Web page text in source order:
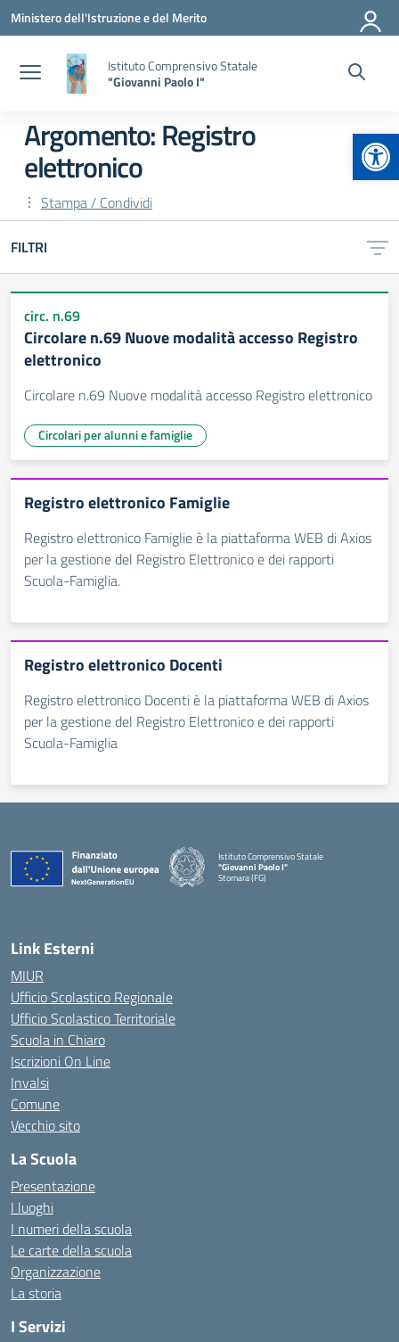
Vai ai contenuti
Vai al menu di navigazione
Vai al footer
Ministero dell'Istruzione e del Merito
Istituto Comprensivo Statale
"Giovanni Paolo I"
Argomento: Registro
elettronico
Stampa / Condividi
FILTRI
circ. n.69
Circolare n.69 Nuove modalità accesso Registro
elettronico
Circolare n.69 Nuove modalità accesso Registro elettronico
Circolari per alunni e famiglie
Registro elettronico Famiglie
Registro elettronico Famiglie è la piattaforma WEB di Axios
per la gestione del Registro Elettronico e dei rapporti
Scuola-Famiglia.
Registro elettronico Docenti
Registro elettronico Docenti è la piattaforma WEB di Axios
per la gestione del Registro Elettronico e dei rapporti
Scuola-Famiglia
Istituto Comprensivo Statale
"Giovanni Paolo I"
Stornara (FG)
Link Esterni
MIUR
Ufficio Scolastico Regionale
Ufficio Scolastico Territoriale
Scuola in Chiaro
Iscrizioni On Line
Invalsi
Comune
Vecchio sito
La Scuola
Presentazione
I luoghi
I numeri della scuola
Le carte della scuola
Organizzazione
La storia
I Servizi